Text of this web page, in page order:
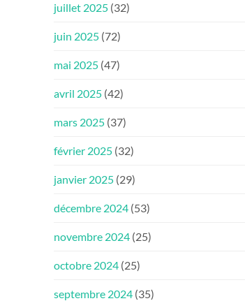
juillet 2025 (32)
juin 2025 (72)
mai 2025 (47)
avril 2025 (42)
mars 2025 (37)
février 2025 (32)
janvier 2025 (29)
décembre 2024 (53)
novembre 2024 (25)
octobre 2024 (25)
septembre 2024 (35)